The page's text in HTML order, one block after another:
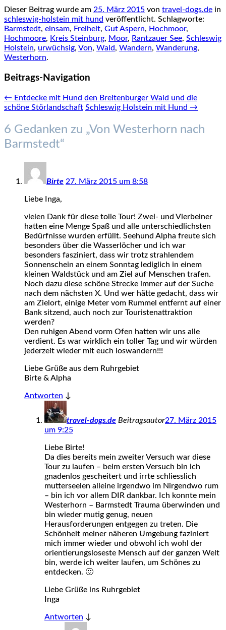
Dieser Beitrag wurde am 25. März 2015 von travel-dogs.de in
schleswig-holstein mit hund veröffentlicht. Schlagworte:
Barmstedt, einsam, Freiheit, Gut Aspern, Hochmoor,
Hochmoore, Kreis Steinburg, Moor, Rantzauer See, Schleswig
Holstein, urwüchsig, Von, Wald, Wandern, Wanderung,
Westerhorn.
Beitrags-Navigation
← Entdecke mit Hund den Breitenburger Wald und die
schöne Störlandschaft Schleswig Holstein mit Hund →
6 Gedanken zu „Von Westerhorn nach
Barmstedt“
Birte 27. März 2015 um 8:58
Liebe Inga,
vielen Dank für diese tolle Tour! Zwei- und Vierbeiner
hatten eine Menge Spaß und alle unterschiedlichsten
Bedürfnisse wurden erfüllt. Seehund Alpha freute sich
besonders über die Wasserlöcher und ich war
besonders fasziniert, dass wir trotz strahlendem
Sonnenschein an einem Sonntag lediglich in einem
kleinen Waldstück und am Ziel auf Menschen trafen.
Noch dazu diese schöne Strecke immer auf der Suche
nach dem nächsten X. Und wer hätte gedacht, dass wir
am Zielort, einige Meter vom Rummel entfernt auf einer
Bank sitzend, auch noch zur Touristenattraktion
werden?
Den ruhigen Abend vorm Ofen hatten wir uns alle
verdient. Es war wirklich ein toller Tag und wir würden
jederzeit wieder mit euch loswandern!!!
Liebe Grüße aus dem Ruhrgebiet
Birte & Alpha
Antworten ↓
travel-dogs.de Beitragsautor27. März 2015
um 9:25
Liebe Birte!
Da dies bereits mein zweiter Versuch war diese
Tour zu laufen – beim ersten Versuch bin ich
gnadenlos gescheitert und irrte schliesslich
mutterseelen alleine irgendwo im Nirgendwo rum
– bin ich vor allem DIR dankbar. Ich konnte mein
Westerhorn – Barmstedt Trauma überwinden und
bin wieder mutig genug, neuen
Herausforderungen entgegen zu treten. Die
Schönheit meiner näheren Umgebung faziniert
mich immer wieder und obwohl ich wohl der
orientierungsloseste Mensch auf der ganzen Welt
bin, werde ich weiter laufen, um Schönes zu
entdecken. 🙂
Liebe Grüße ins Ruhrgebiet
Inga
Antworten ↓